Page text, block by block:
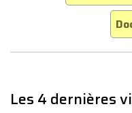
Les 4 dernières